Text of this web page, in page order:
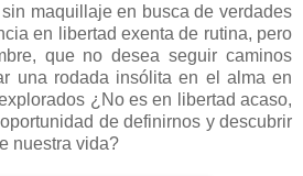
maquillaje en busca de verdades
en libertad exenta de rutina, pero
que no desea seguir caminos
una rodada insólita en el alma en
¿No es en libertad acaso,
de definirnos y descubrir
nuestra vida?